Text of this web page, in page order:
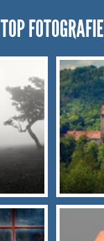
TOP FOTOGRAFIE